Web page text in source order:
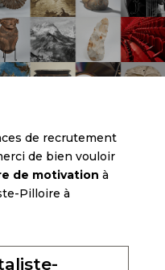
de recrutement
de bien vouloir
de motivation à
Pilloire à